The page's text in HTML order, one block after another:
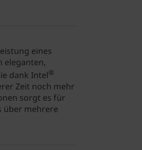
eines
eleganten,
dank Intel®
Zeit noch mehr
sorgt es für
über mehrere